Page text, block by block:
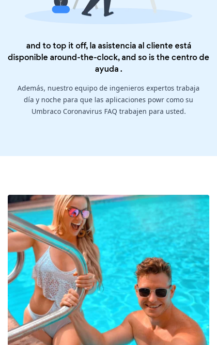
and to top it off, la asistencia al cliente está
disponible around-the-clock, and so is thecentro de
ayuda .
Además, nuestro equipo de ingenieros expertos trabaja
día y noche para que las aplicaciones powr como su
Umbraco Coronavirus FAQ trabajen para usted.